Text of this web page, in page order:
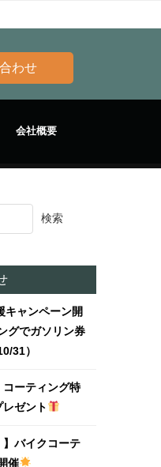
わせ
会社概要
検索
キャンペーン開
グでガソリン券
31）
コーティング特
ゼント
】バイクコーテ
催